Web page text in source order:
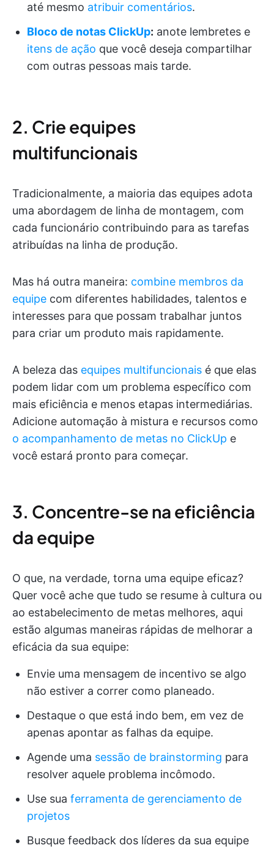
até mesmo atribuir comentários.
Bloco de notas ClickUp: anote lembretes e
itens de ação que você deseja compartilhar
com outras pessoas mais tarde.
2. Crie equipes
multifuncionais
Tradicionalmente, a maioria das equipes adota
uma abordagem de linha de montagem, com
cada funcionário contribuindo para as tarefas
atribuídas na linha de produção.
Mas há outra maneira: combine membros da
equipe com diferentes habilidades, talentos e
interesses para que possam trabalhar juntos
para criar um produto mais rapidamente.
A beleza das equipes multifuncionais é que elas
podem lidar com um problema específico com
mais eficiência e menos etapas intermediárias.
Adicione automação à mistura e recursos como
o acompanhamento de metas no ClickUp e
você estará pronto para começar.
3. Concentre-se na eficiência
da equipe
O que, na verdade, torna uma equipe eficaz?
Quer você ache que tudo se resume à cultura ou
ao estabelecimento de metas melhores, aqui
estão algumas maneiras rápidas de melhorar a
eficácia da sua equipe:
Envie uma mensagem de incentivo se algo
não estiver a correr como planeado.
Destaque o que está indo bem, em vez de
apenas apontar as falhas da equipe.
Agende uma sessão de brainstorming para
resolver aquele problema incômodo.
Use sua ferramenta de gerenciamento de
projetos
Busque feedback dos líderes da sua equipe